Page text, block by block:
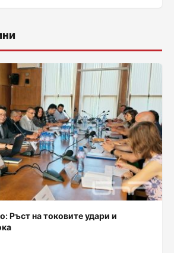
Ръст на токовите удари и